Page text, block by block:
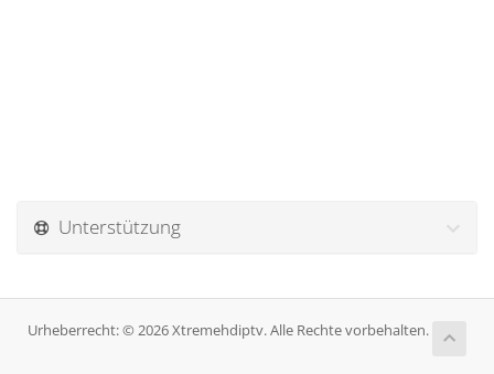
Unterstützung
Urheberrecht: © 2026 Xtremehdiptv. Alle Rechte vorbehalten.